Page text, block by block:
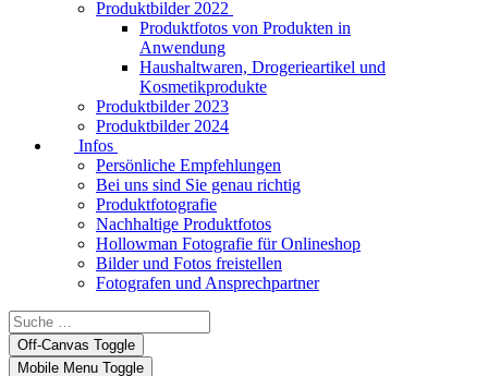
Produktbilder 2022
Produktfotos von Produkten in
Anwendung
Haushaltwaren, Drogerieartikel und
Kosmetikprodukte
Produktbilder 2023
Produktbilder 2024
Infos
Persönliche Empfehlungen
Bei uns sind Sie genau richtig
Produktfotografie
Nachhaltige Produktfotos
Hollowman Fotografie für Onlineshop
Bilder und Fotos freistellen
Fotografen und Ansprechpartner
Off-Canvas Toggle
Mobile Menu Toggle